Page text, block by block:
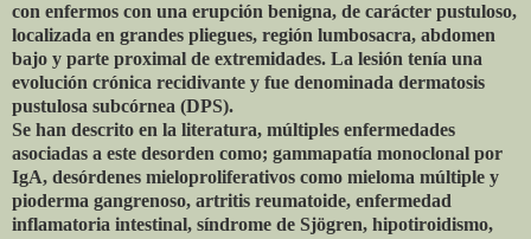
con enfermos con una erupción benigna, de carácter pustuloso,
localizada en grandes pliegues, región lumbosacra, abdomen
bajo y parte proximal de extremidades. La lesión tenía una
evolución crónica recidivante y fue denominada dermatosis
pustulosa subcórnea (DPS).
Se han descrito en la literatura, múltiples enfermedades
asociadas a este desorden como; gammapatía monoclonal por
IgA, desórdenes mieloproliferativos como mieloma múltiple y
pioderma gangrenoso, artritis reumatoide, enfermedad
inflamatoria intestinal, síndrome de Sjögren, hipotiroidismo,